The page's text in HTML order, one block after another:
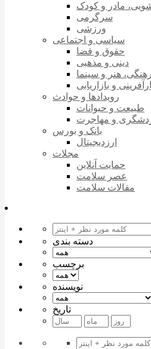
مادر و کودک
سرگرمی
ورزشی
سیاسی و اجتماعی
حقوق و قضا
دینی و مذهبی
هنر و سینما
و بازاریابی
رویدادها و حوادث
طبیعت و حیوانات
و مهاجرت
بانک و بورس
ارزدیجیتال
مجلات
حمایت آنلاین
عصر سلامت
مقالات سلامت
دسته بندی
برچسب
نویسنده
تاریخ